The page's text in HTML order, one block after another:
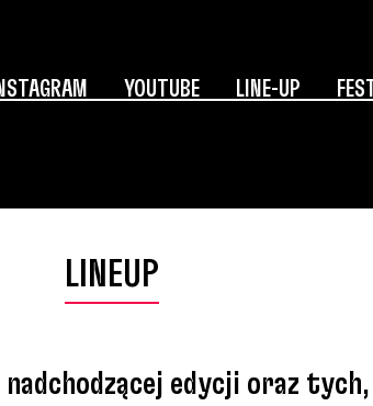
YOUTUBE LINE-UP
LINEUP
edycji oraz